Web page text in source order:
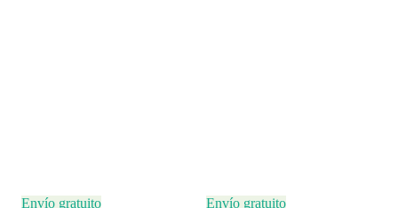
Envío gratuito Envío gratuito